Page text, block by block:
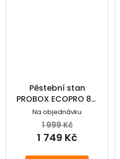
Pěstební stan
PROBOX ECOPRO 80,
80x80x160cm
Na objednávku
1 749 Kč
1 999 Kč